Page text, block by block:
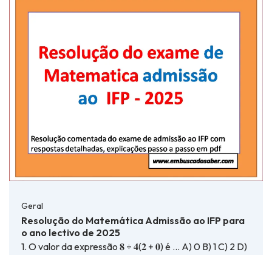
Geral
Resolução do Matemática Admissão ao IFP para
o ano lectivo de 2025
1. O valor da expressão 𝟖 ÷ 𝟒(𝟐 + 𝟎) é … A) 0 B) 1 C) 2 D)